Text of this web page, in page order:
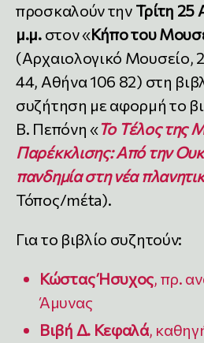
προσκαλούν την Τρίτη 25
μ.μ. στον «Κήπο του
(Αρχαιολογικό Μουσείο,
44, Αθήνα 106 82) στη
συζήτηση με αφορμή το
Β. Πεπόνη «Το Τέλος της
Παρέκκλισης: Από την
πανδημία στη νέα
Τόπος/mέta).
Για το βιβλίο συζητούν:
Κώστας Ήσυχος, πρ.
Άμυνας
Βιβή Δ. Κεφαλά,